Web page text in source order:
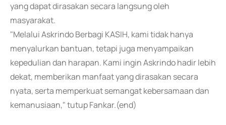
yang dapat dirasakan secara langsung oleh
masyarakat.
"Melalui Askrindo Berbagi KASIH, kami tidak hanya
menyalurkan bantuan, tetapi juga menyampaikan
kepedulian dan harapan. Kami ingin Askrindo hadir lebih
dekat, memberikan manfaat yang dirasakan secara
nyata, serta memperkuat semangat kebersamaan dan
kemanusiaan," tutup Fankar.(end)